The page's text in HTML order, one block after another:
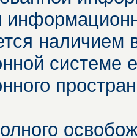
наличием
системе